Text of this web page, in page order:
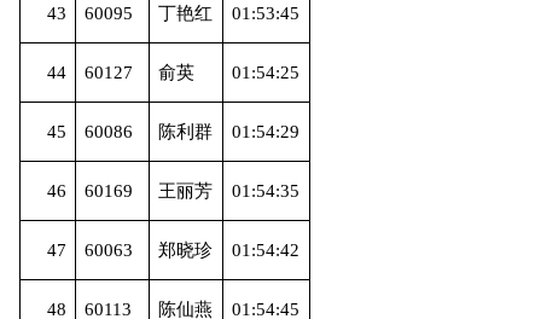
43 60095 丁艳红 01:53:45
44 60127 俞英 01:54:25
45 60086 陈利群 01:54:29
46 60169 王丽芳 01:54:35
47 60063 郑晓珍 01:54:42
48 60113 陈仙燕 01:54:45